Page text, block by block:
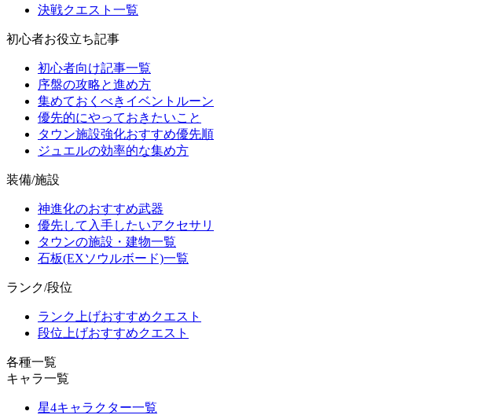
決戦クエスト一覧
初心者お役立ち記事
初心者向け記事一覧
序盤の攻略と進め方
集めておくべきイベントルーン
優先的にやっておきたいこと
タウン施設強化おすすめ優先順
ジュエルの効率的な集め方
装備/施設
神進化のおすすめ武器
優先して入手したいアクセサリ
タウンの施設・建物一覧
石板(EXソウルボード)一覧
ランク/段位
ランク上げおすすめクエスト
段位上げおすすめクエスト
各種一覧
キャラ一覧
星4キャラクター一覧